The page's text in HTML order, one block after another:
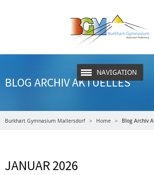
NAVIGATION
BLOG ARCHIV AKTUELLES
Burkhart Gymnasium Mallersdorf Home Blog Archiv
JANUAR 2026